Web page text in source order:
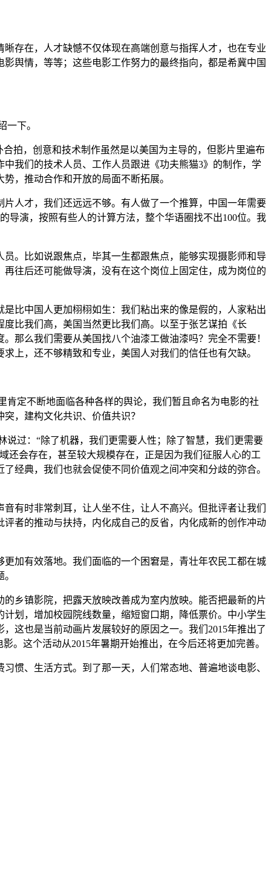
存在，人才缺憾不仅体现在高端创意与指挥人才，也在专业
舆情，等等；这些电影工作努力的最终指向，都是希冀中国
一下。
拍，创意和技术制作虽然是以美国为主导的，但影片里遍布
我们的技术人员、工作人员跟进《功夫熊猫3》的制作，学
，推动合作和开放的局面不断拓展。
人才，我们还远远不够。有人做了一个推算，中国一年需要
导演，按照有些人的计算方法，整个华语圈找不出100位。我
。比如说跟焦点，毕其一生都跟焦点，能够实现摄影师和导
往后还可能做导演，没有在这个岗位上固定住，成为岗位的
比中国人更加栩栩如生：我们粘出来的像是假的，人家粘出
比我们高，美国当然更比我们高。以至于张艺谋拍《长
那么我们需要从美国找八个油漆工做油漆吗？完全不需要！
上，还不够精致和专业，美国人对我们的信任也有欠缺。
定不断地面临各种各样的舆论，我们暂且命名为电影的社
，建构文化共识、价值共识？
过：“除了机器，我们更需要人性；除了智慧，我们更需要
还会存在，甚至较大规模存在，正是因为我们征服人心的工
经典，我们也就会促使不同价值观之间冲突和分歧的弥合。
有时非常刺耳，让人坐不住，让人不高兴。但批评者让我们
者的推动与扶持，内化成自己的反省，内化成新的创作冲动
加有效落地。我们面临的一个困窘是，青壮年农民工都在城
乡镇影院，把露天放映改善成为室内放映。能否把最新的片
划，增加校园院线数量，缩短窗口期，降低票价。中小学生
这也是当前动画片发展较好的原因之一。我们2015年推出了
这个活动从2015年暑期开始推出，在今后还将更加完善。
惯、生活方式。到了那一天，人们常态地、普遍地谈电影、